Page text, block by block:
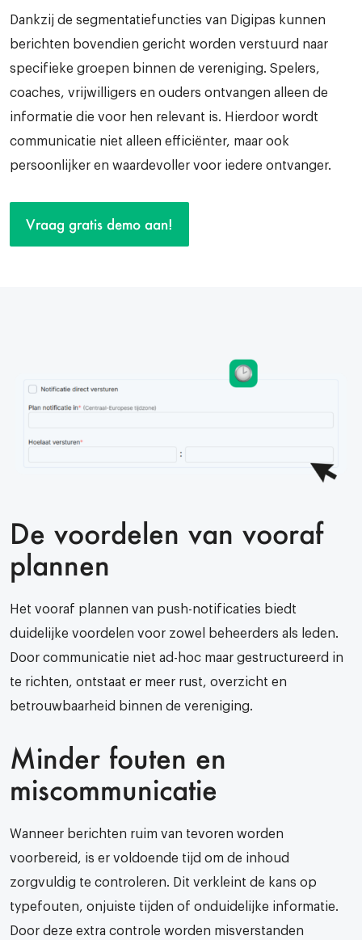
Dankzij de segmentatiefuncties van Digipas kunnen
berichten bovendien gericht worden verstuurd naar
specifieke groepen binnen de vereniging. Spelers,
coaches, vrijwilligers en ouders ontvangen alleen de
informatie die voor hen relevant is. Hierdoor wordt
communicatie niet alleen efficiënter, maar ook
persoonlijker en waardevoller voor iedere ontvanger.
Vraag gratis demo aan!
De voordelen van vooraf
plannen
Het vooraf plannen van push-notificaties biedt
duidelijke voordelen voor zowel beheerders als leden.
Door communicatie niet ad-hoc maar gestructureerd in
te richten, ontstaat er meer rust, overzicht en
betrouwbaarheid binnen de vereniging.
Minder fouten en
miscommunicatie
Wanneer berichten ruim van tevoren worden
voorbereid, is er voldoende tijd om de inhoud
zorgvuldig te controleren. Dit verkleint de kans op
typefouten, onjuiste tijden of onduidelijke informatie.
Door deze extra controle worden misverstanden